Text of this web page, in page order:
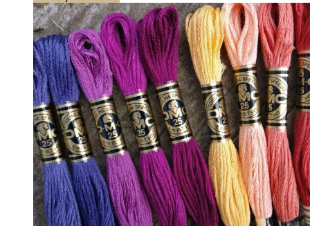
-
775
antal